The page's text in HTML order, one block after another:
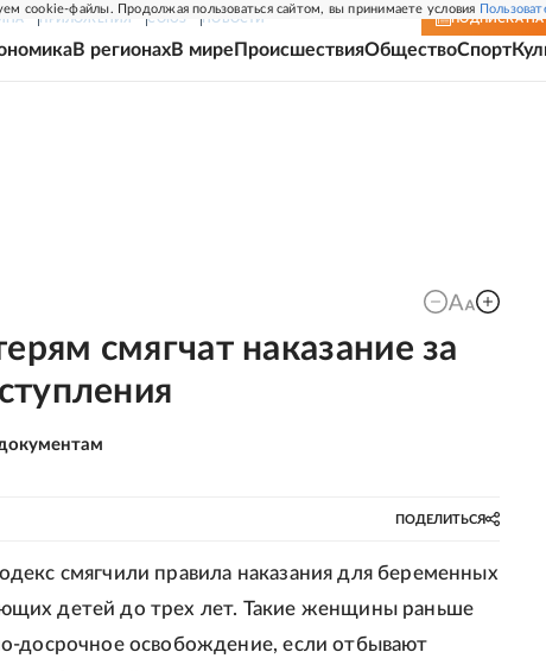
cookie-файлы. Продолжая пользоваться сайтом, вы принимаете условия
ПРИЛОЖЕНИЯ СОЮЗ НОВОСТИ ПОДПИСКА НА
В регионахВ мире ПроисшествияОбществоСпорт
смягчат наказание за
ПОДЕЛИТЬСЯ
смягчили правила наказания для беременных
детей до трех лет. Такие женщины раньше
досрочное освобождение, если отбывают